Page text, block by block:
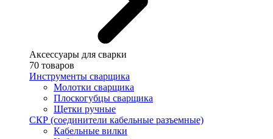
Аксессуары для сварки
70 товаров
Инструменты сварщика
Молотки сварщика
Плоскогубцы сварщика
Щетки ручные
СКР (соединители кабельные разъемные)
Кабельные вилки